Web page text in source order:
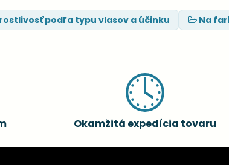
podľa typu vlasov a účinku Na
Okamžitá expedícia tovaru